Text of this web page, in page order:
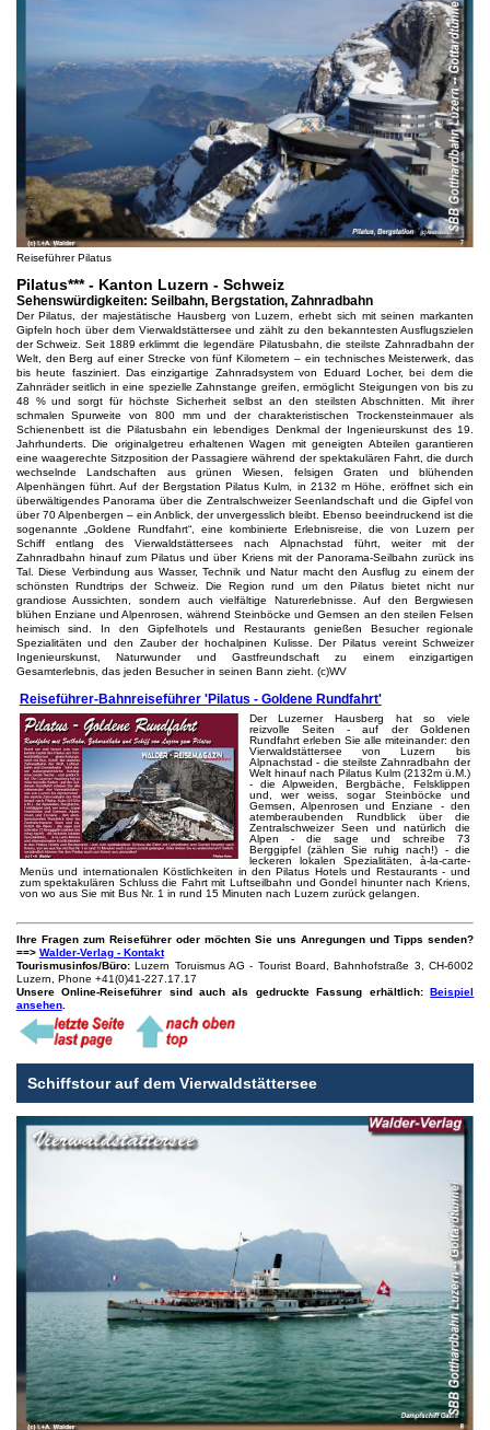
Reiseführer Pilatus
Pilatus*** - Kanton Luzern - Schweiz
Sehenswürdigkeiten: Seilbahn, Bergstation, Zahnradbahn
Der Pilatus, der majestätische Hausberg von Luzern, erhebt sich mit seinen markanten
Gipfeln hoch über dem Vierwaldstättersee und zählt zu den bekanntesten Ausflugszielen
der Schweiz. Seit 1889 erklimmt die legendäre Pilatusbahn, die steilste Zahnradbahn der
Welt, den Berg auf einer Strecke von fünf Kilometern – ein technisches Meisterwerk, das
bis heute fasziniert. Das einzigartige Zahnradsystem von Eduard Locher, bei dem die
Zahnräder seitlich in eine spezielle Zahnstange greifen, ermöglicht Steigungen von bis zu
48 % und sorgt für höchste Sicherheit selbst an den steilsten Abschnitten. Mit ihrer
schmalen Spurweite von 800 mm und der charakteristischen Trockensteinmauer als
Schienenbett ist die Pilatusbahn ein lebendiges Denkmal der Ingenieurskunst des 19.
Jahrhunderts. Die originalgetreu erhaltenen Wagen mit geneigten Abteilen garantieren
eine waagerechte Sitzposition der Passagiere während der spektakulären Fahrt, die durch
wechselnde Landschaften aus grünen Wiesen, felsigen Graten und blühenden
Alpenhängen führt. Auf der Bergstation Pilatus Kulm, in 2132 m Höhe, eröffnet sich ein
überwältigendes Panorama über die Zentralschweizer Seenlandschaft und die Gipfel von
über 70 Alpenbergen – ein Anblick, der unvergesslich bleibt. Ebenso beeindruckend ist die
sogenannte „Goldene Rundfahrt“, eine kombinierte Erlebnisreise, die von Luzern per
Schiff entlang des Vierwaldstättersees nach Alpnachstad führt, weiter mit der
Zahnradbahn hinauf zum Pilatus und über Kriens mit der Panorama-Seilbahn zurück ins
Tal. Diese Verbindung aus Wasser, Technik und Natur macht den Ausflug zu einem der
schönsten Rundtrips der Schweiz. Die Region rund um den Pilatus bietet nicht nur
grandiose Aussichten, sondern auch vielfältige Naturerlebnisse. Auf den Bergwiesen
blühen Enziane und Alpenrosen, während Steinböcke und Gemsen an den steilen Felsen
heimisch sind. In den Gipfelhotels und Restaurants genießen Besucher regionale
Spezialitäten und den Zauber der hochalpinen Kulisse. Der Pilatus vereint Schweizer
Ingenieurskunst, Naturwunder und Gastfreundschaft zu einem einzigartigen
Gesamterlebnis, das jeden Besucher in seinen Bann zieht. (c)WV
Reiseführer-Bahnreiseführer 'Pilatus - Goldene Rundfahrt'
Der Luzerner Hausberg hat so viele
reizvolle Seiten - auf der Goldenen
Rundfahrt erleben Sie alle miteinander: den
Vierwaldstättersee von Luzern bis
Alpnachstad - die steilste Zahnradbahn der
Welt hinauf nach Pilatus Kulm (2132m ü.M.)
- die Alpweiden, Bergbäche, Felsklippen
und, wer weiss, sogar Steinböcke und
Gemsen, Alpenrosen und Enziane - den
atemberaubenden Rundblick über die
Zentralschweizer Seen und natürlich die
Alpen - die sage und schreibe 73
Berggipfel (zählen Sie ruhig nach!) - die
leckeren lokalen Spezialitäten, à-la-carte-
Menüs und internationalen Köstlichkeiten in den Pilatus Hotels und Restaurants - und
zum spektakulären Schluss die Fahrt mit Luftseilbahn und Gondel hinunter nach Kriens,
von wo aus Sie mit Bus Nr. 1 in rund 15 Minuten nach Luzern zurück gelangen.
Ihre Fragen zum Reiseführer oder möchten Sie uns Anregungen und Tipps senden?
==> Walder-Verlag - Kontakt
Tourismusinfos/Büro:Luzern Toruismus AG - Tourist Board, Bahnhofstraße 3, CH-6002
Luzern, Phone +41(0)41-227.17.17
Unsere Online-Reiseführer sind auch als gedruckte Fassung erhältlich:Beispiel
ansehen.
Schiffstour auf dem Vierwaldstättersee